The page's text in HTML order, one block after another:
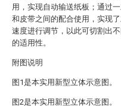
用，实现自动输送纸板；通过
和皮带之间的配合使用，实现
速度进行调节，以此可切割出
的适用性。
附图说明
图1是本实用新型立体示意图。
图2是本实用新型立体示意图。